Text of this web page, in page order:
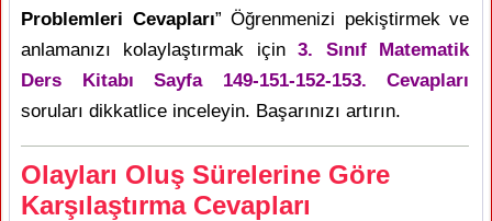
Problemleri Cevapları” Öğrenmenizi pekiştirmek ve
anlamanızı kolaylaştırmak için3. Sınıf Matematik
Ders Kitabı Sayfa 149-151-152-153. Cevapları
soruları dikkatlice inceleyin. Başarınızı artırın.
Olayları Oluş Sürelerine Göre
Karşılaştırma Cevapları